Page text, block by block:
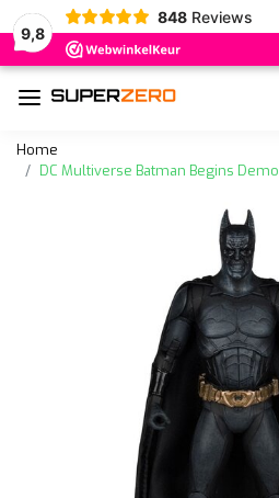
9,8
848 Reviews
Home
DC Multiverse Batman Begins